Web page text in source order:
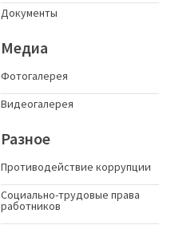
Документы
Медиа
Фотогалерея
Видеогалерея
Разное
Противодействие коррупции
Социально-трудовые права
работников